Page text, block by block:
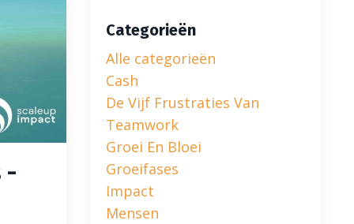
-
Categorieën
Alle categorieën
Cash
De Vijf Frustraties Van
Teamwork
Groei En Bloei
Groeifases
Impact
Mensen